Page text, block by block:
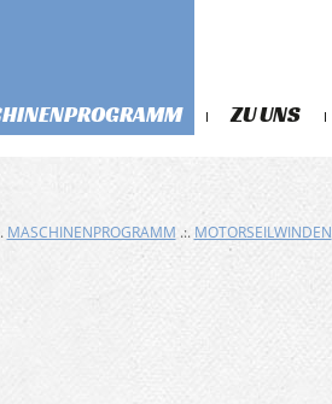
ZU UNS
MASCHINENPROGRAMM .:. MOTORSEILWINDEN